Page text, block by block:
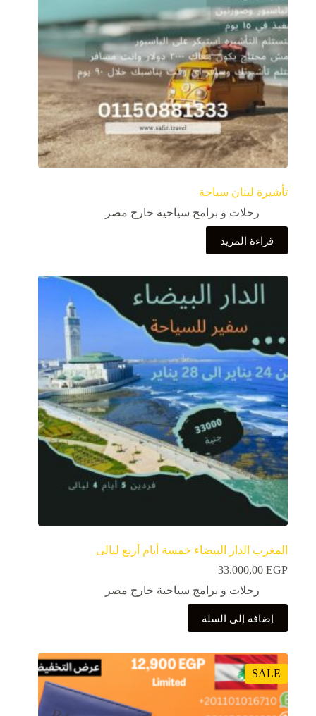
تأشيرة لبنان سياحة
رحلات و برامج سياحية خارج مصر
قراءة المزيد
المغرب الدار البيضاء خمسة أيام أربع ليالى
33.000,00 EGP
رحلات و برامج سياحية خارج مصر
إضافة إلى السلة
SALE